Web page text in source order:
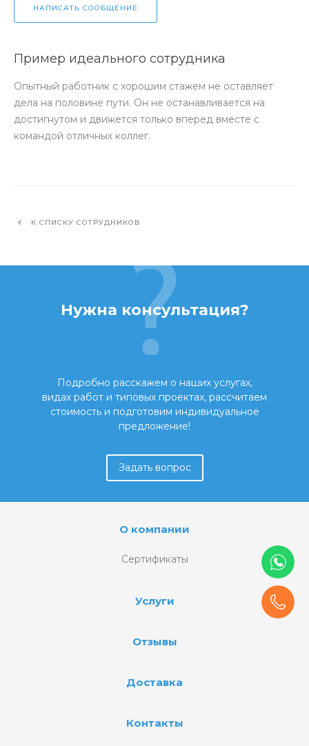
НАПИСАТЬ СООБЩЕНИЕ
Пример идеального сотрудника
Опытный работник с хорошим стажем не оставляет
дела на половине пути. Он не останавливается на
достигнутом и движется только вперед вместе с
командой отличных коллег.
К СПИСКУ СОТРУДНИКОВ
Нужна консультация?
Подробно расскажем о наших услугах,
видах работ и типовых проектах, рассчитаем
стоимость и подготовим индивидуальное
предложение!
Задать вопрос
О компании
Сертификаты
Услуги
Отзывы
Доставка
Контакты